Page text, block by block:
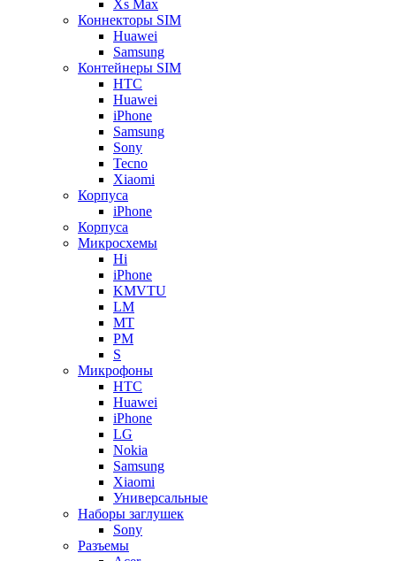
Xs Max
Коннекторы SIM
Huawei
Samsung
Контейнеры SIM
HTC
Huawei
iPhone
Samsung
Sony
Tecno
Xiaomi
Корпуса
iPhone
Корпуса
Микросхемы
Hi
iPhone
KMVTU
LM
MT
PM
S
Микрофоны
HTC
Huawei
iPhone
LG
Nokia
Samsung
Xiaomi
Универсальные
Наборы заглушек
Sony
Разъемы